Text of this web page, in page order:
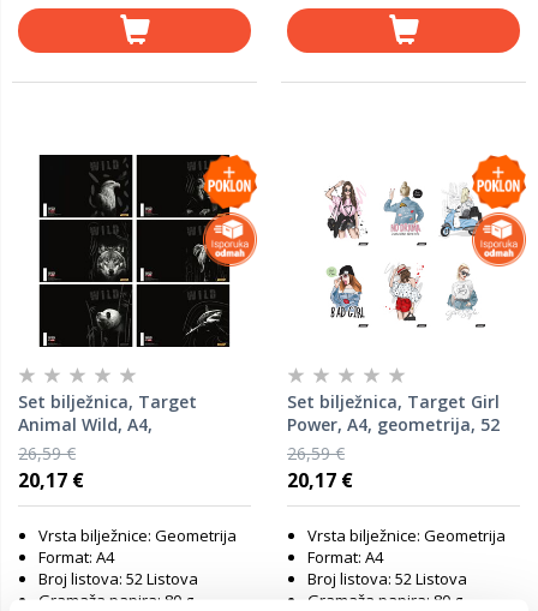
Set bilježnica, Target
Animal Wild, A4,
geometrija, 52 lista, meki
uvez, 10 KOM
26,59 €
20,17 €
Vrsta bilježnice: Geometrija
Format: A4
Broj listova: 52 Listova
Gramaža papira: 80 g
Set bilježnica, Target Girl
Power, A4, geometrija, 52
lista, meki uvez, 10 KOM
26,59 €
20,17 €
Vrsta bilježnice: Geometrija
Format: A4
Broj listova: 52 Listova
Gramaža papira: 80 g